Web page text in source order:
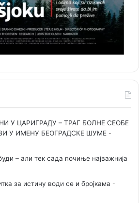
У ЦАРИГРАДУ – ТРАГ БОЛНЕ СЕОБЕ
У ИМЕНУ БЕОГРАДСКЕ ШУМЕ
– али тек сада почиње најважнија
за истину води се и бројкама